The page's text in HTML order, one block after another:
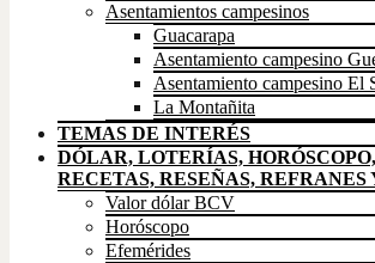
Asentamientos campesinos
Guacarapa
Asentamiento campesino
Asentamiento campesino El
La Montañita
TEMAS DE INTERÉS
DÓLAR, LOTERÍAS, HORÓSCOPO,
RECETAS, RESEÑAS,
Valor dólar BCV
Horóscopo
Efemérides